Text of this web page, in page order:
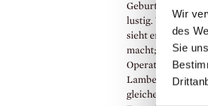
Wir
des
Sie
Geburtstagsfeier
lustig. Vor allem
sieht er Onkel
macht; Tante
Operationen
Lambert, die sich
gleichen Tag